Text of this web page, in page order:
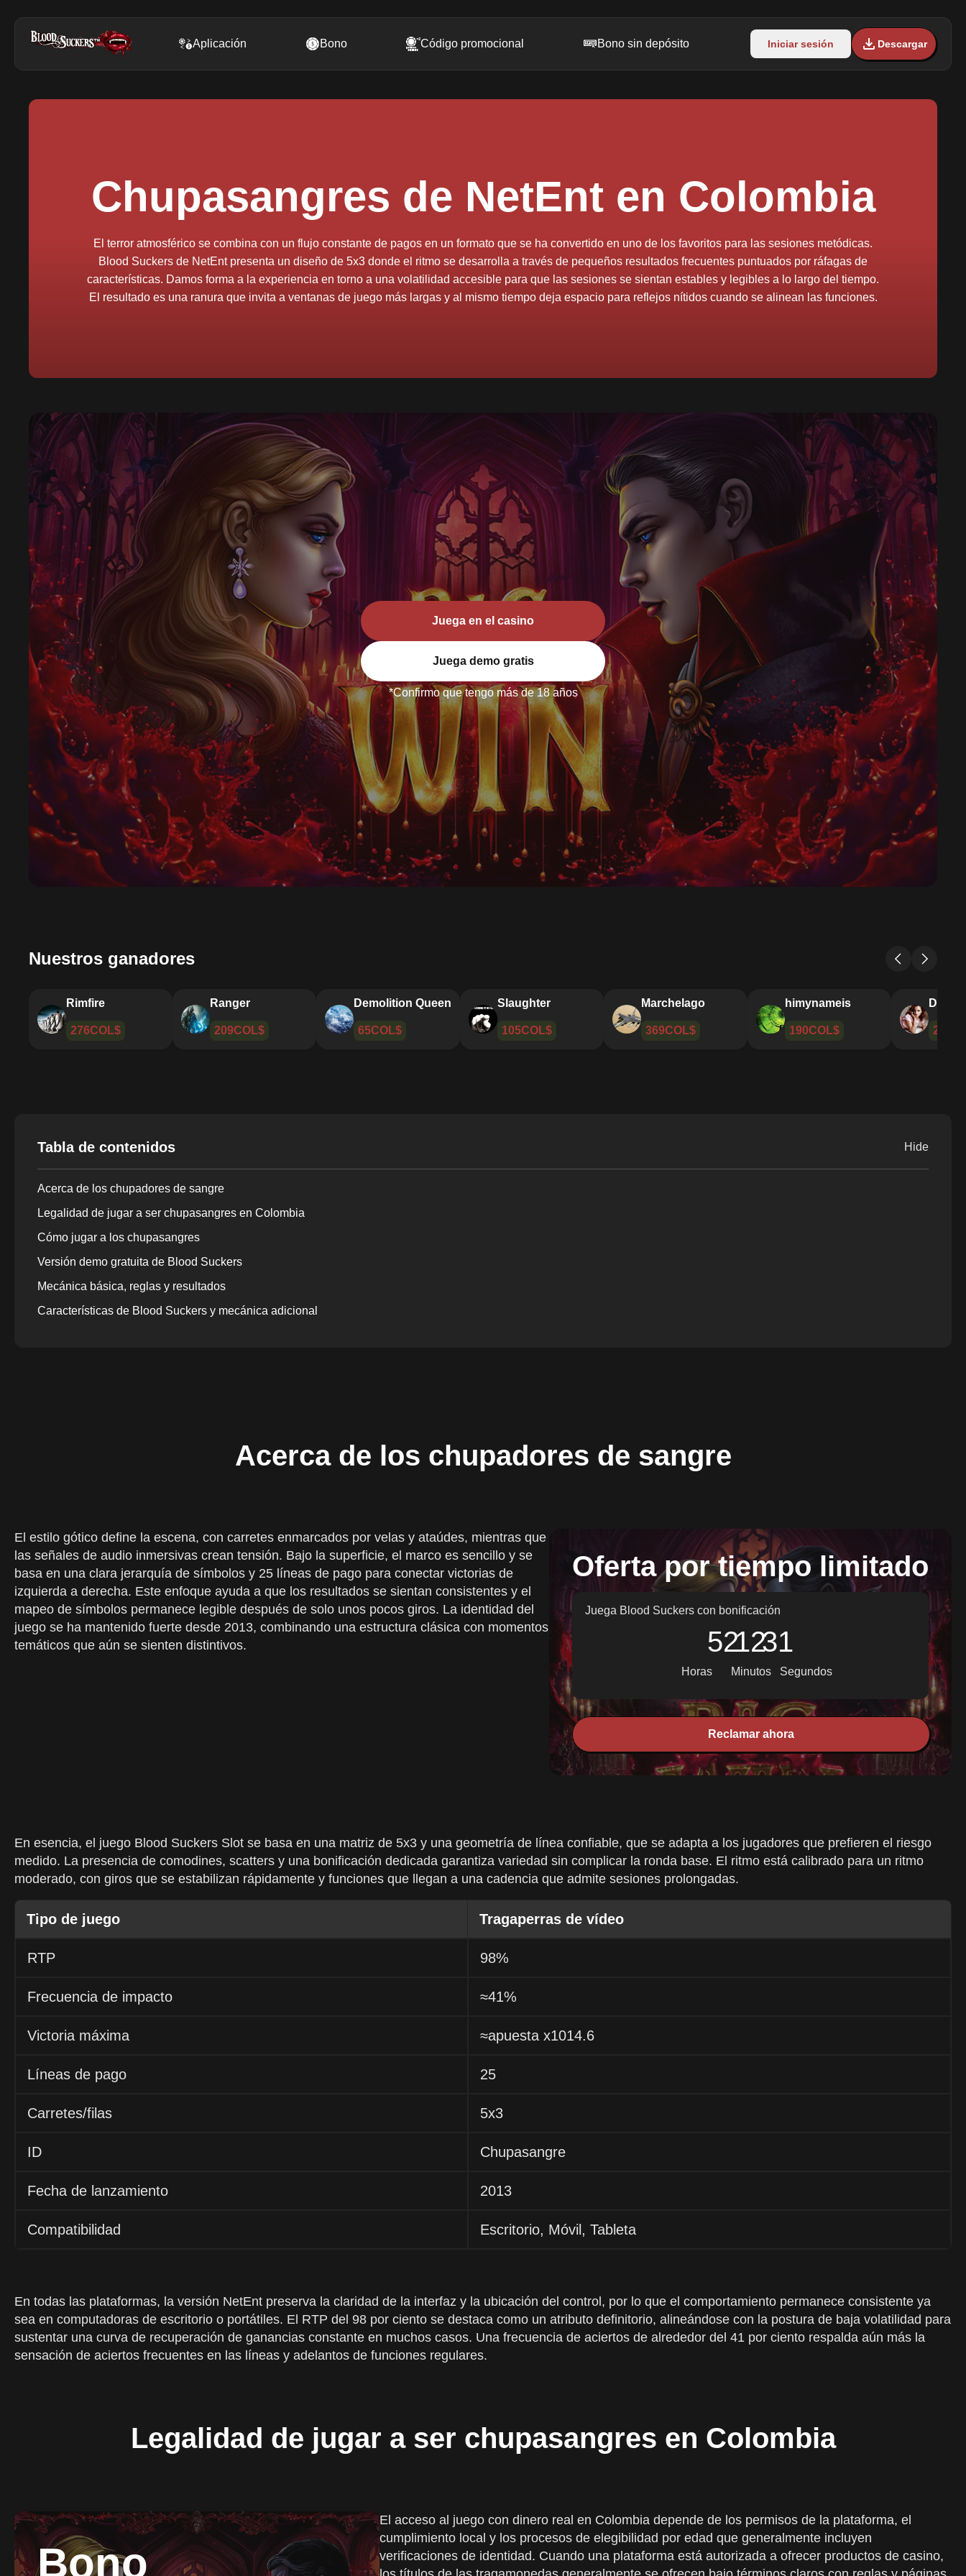
Aplicación Bono Código promocional Bono sin depósito Iniciar sesión Descargar
Chupasangres de NetEnt en Colombia
El terror atmosférico se combina con un flujo constante de pagos en un formato que se ha convertido en uno de los favoritos para las sesiones metódicas.
Blood Suckers de NetEnt presenta un diseño de 5x3 donde el ritmo se desarrolla a través de pequeños resultados frecuentes puntuados por ráfagas de
características. Damos forma a la experiencia en torno a una volatilidad accesible para que las sesiones se sientan estables y legibles a lo largo del tiempo.
El resultado es una ranura que invita a ventanas de juego más largas y al mismo tiempo deja espacio para reflejos nítidos cuando se alinean las funciones.
Juega en el casino
Juega demo gratis
*Confirmo que tengo más de 18 años
Nuestros ganadores
Rey
416COL$
Rimfire
276COL$
Ranger
209COL$
Demolition Queen
65COL$
Slaughter
105COL$
Marchelago
369COL$
Tabla de contenidos Hide
Acerca de los chupadores de sangre
Legalidad de jugar a ser chupasangres en Colombia
Cómo jugar a los chupasangres
Versión demo gratuita de Blood Suckers
Mecánica básica, reglas y resultados
Características de Blood Suckers y mecánica adicional
Acerca de los chupadores de sangre
El estilo gótico define la escena, con carretes enmarcados por velas y ataúdes, mientras que
las señales de audio inmersivas crean tensión. Bajo la superficie, el marco es sencillo y se
basa en una clara jerarquía de símbolos y 25 líneas de pago para conectar victorias de
izquierda a derecha. Este enfoque ayuda a que los resultados se sientan consistentes y el
mapeo de símbolos permanece legible después de solo unos pocos giros. La identidad del
juego se ha mantenido fuerte desde 2013, combinando una estructura clásica con momentos
temáticos que aún se sienten distintivos.
Oferta por tiempo limitado
Juega Blood Suckers con bonificación
521230
Horas Minutos Segundos
Reclamar ahora
En esencia, el juego Blood Suckers Slot se basa en una matriz de 5x3 y una geometría de línea confiable, que se adapta a los jugadores que prefieren el riesgo
medido. La presencia de comodines, scatters y una bonificación dedicada garantiza variedad sin complicar la ronda base. El ritmo está calibrado para un ritmo
moderado, con giros que se estabilizan rápidamente y funciones que llegan a una cadencia que admite sesiones prolongadas.
Tipo de juego Tragaperras de vídeo
RTP 98%
Frecuencia de impacto ≈41%
Victoria máxima ≈apuesta x1014.6
Líneas de pago 25
Carretes/filas 5x3
ID Chupasangre
Fecha de lanzamiento 2013
Compatibilidad Escritorio, Móvil, Tableta
En todas las plataformas, la versión NetEnt preserva la claridad de la interfaz y la ubicación del control, por lo que el comportamiento permanece consistente ya
sea en computadoras de escritorio o portátiles. El RTP del 98 por ciento se destaca como un atributo definitorio, alineándose con la postura de baja volatilidad para
sustentar una curva de recuperación de ganancias constante en muchos casos. Una frecuencia de aciertos de alrededor del 41 por ciento respalda aún más la
sensación de aciertos frecuentes en las líneas y adelantos de funciones regulares.
Legalidad de jugar a ser chupasangres en Colombia
Bono
El acceso al juego con dinero real en Colombia depende de los permisos de la plataforma, el
cumplimiento local y los procesos de elegibilidad por edad que generalmente incluyen
verificaciones de identidad. Cuando una plataforma está autorizada a ofrecer productos de casino,